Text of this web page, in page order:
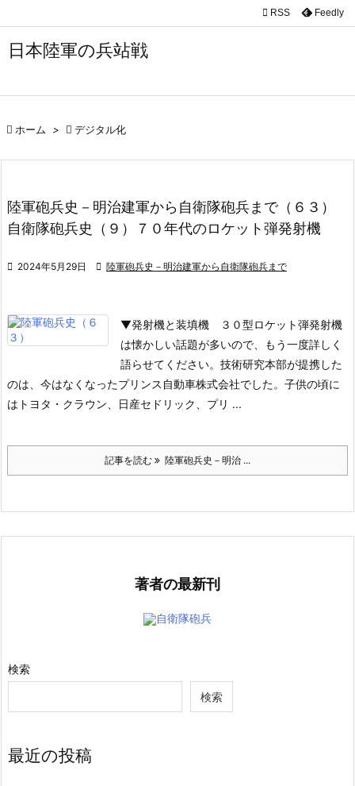
日本陸軍の兵站戦

検索
 RSS Feedly
 ホーム >  デジタル化
陸軍砲兵史－明治建軍から自衛隊砲兵まで（６３）
自衛隊砲兵史（９）７０年代のロケット弾発射機
 2024年5月29日  陸軍砲兵史－明治建軍から自衛隊砲兵まで
▼発射機と装填機 ３０型ロケット弾発射機
は懐かしい話題が多いので、もう一度詳しく
語らせてください。技術研究本部が提携した
のは、今はなくなったプリンス自動車株式会社でした。子供の頃に
はトヨタ・クラウン、日産セドリック、プリ ...
記事を読む 陸軍砲兵史－明治 ...
著者の最新刊
自衛隊砲兵
検索
検索
最近の投稿